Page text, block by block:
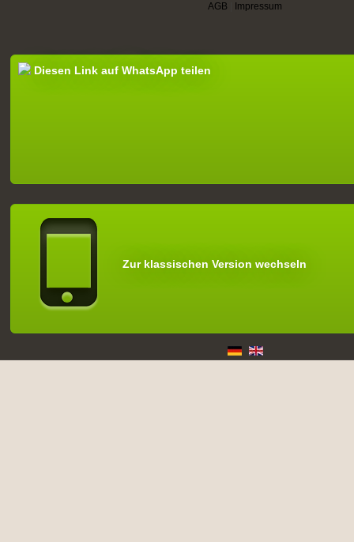
AGB Impressum
Diesen Link auf WhatsApp teilen
Zur klassischen Version wechseln